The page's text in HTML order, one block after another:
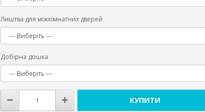
Лиштва для міжкімнатних дверей
Добірна дошка
КУПИТИ